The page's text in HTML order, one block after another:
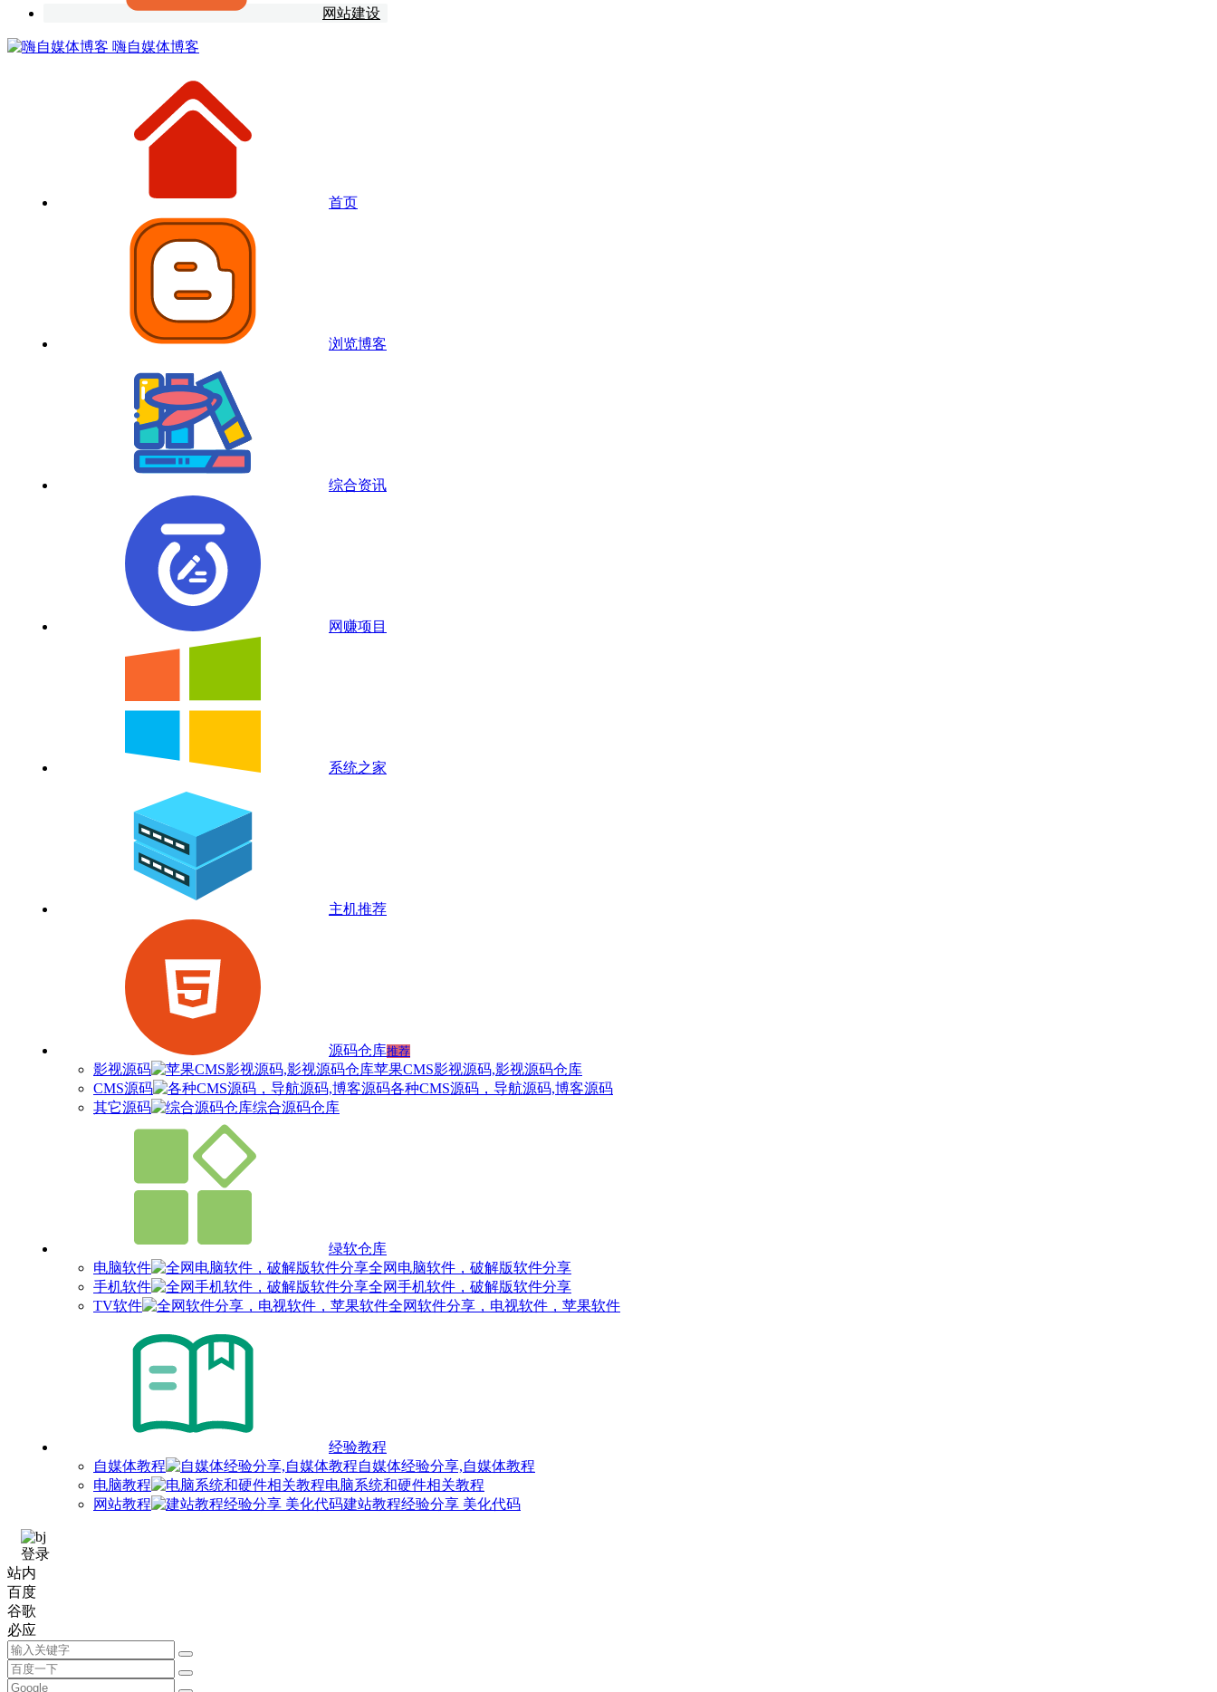
网站建设
嗨自媒体博客
首页
浏览博客
综合资讯
网赚项目
系统之家
主机推荐
源码仓库推荐
影视源码
苹果CMS影视源码,影视源码仓库
CMS源码
各种CMS源码，导航源码,博客源码
其它源码
综合源码仓库
绿软仓库
电脑软件
全网电脑软件，破解版软件分享
手机软件
全网手机软件，破解版软件分享
TV软件
全网软件分享，电视软件，苹果软件
经验教程
自媒体教程
自媒体经验分享,自媒体教程
电脑教程
电脑系统和硬件相关教程
网站教程
建站教程经验分享 美化代码
登录
站内
百度
谷歌
必应